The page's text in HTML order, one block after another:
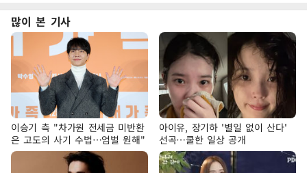
많이 본 기사
이승기 측 "차가원 전세금 미반환
은 고도의 사기 수법…엄벌 원해"
아이유, 장기하 '별일 없이 산다'
선곡…쿨한 일상 공개